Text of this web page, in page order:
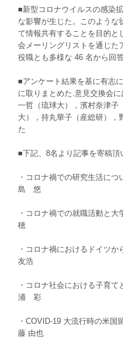
■新型コロナウイルスの感染
な影響が生じた。このような
て情報共有することを目的と
会メーリングリストを通じた
役職とも多様な 46 名から回
■アンケート結果を基に有志
に取りまとめた.意見交換会
一哲（琉球大），濱村奈津子
大），持丸華子（産総研），
た
■下記、8名より記事を寄稿
・コロナ禍での
島 悠
・コロナ禍での就職活動と
穂
・コロナ禍における
友浩
・コロナ社会におけ
浦 彩
・COVID-19 大
藤 由也